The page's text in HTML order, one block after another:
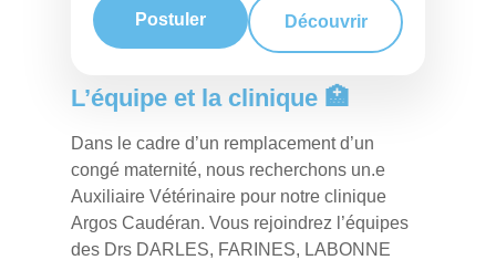
L’équipe et la clinique 🏥
Dans le cadre d’un remplacement d’un
congé maternité, nous recherchons un.e
Auxiliaire Vétérinaire pour notre clinique
Argos Caudéran. Vous rejoindrez l’équipes
des Drs DARLES, FARINES, LABONNE
Postuler Découvrir